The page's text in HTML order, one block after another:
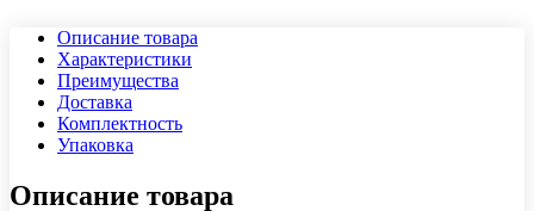
Описание товара
Характеристики
Преимущества
Доставка
Комплектность
Упаковка
Описание товара